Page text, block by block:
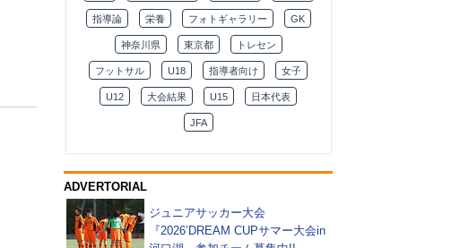
指導論 栄養 フォトギャラリー GK
神奈川県 東京都 トレセン
フットサル U18 指導者向け 女子
U12 大会結果 U15 日本代表
JFA
ADVERTORIAL
ジュニアサッカー大会
『2026’DREAM CUPサマー大会in